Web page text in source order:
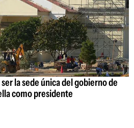
la sede única del gobierno de
como presidente